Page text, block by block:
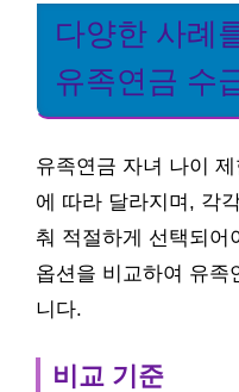
다양한 사례
유족연금 수
유족연금 자녀 나이
에 따라 달라지며, 각
춰 적절하게 선택되어
옵션을 비교하여 유족
니다.
비교 기준